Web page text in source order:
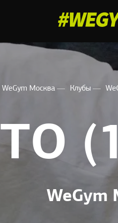
WeGym Москва Клубы
WeGym